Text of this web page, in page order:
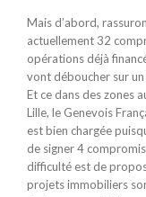
Mais d’abord,
actuellement 32
opérations déjà
vont déboucher sur un
Et ce dans des zones
Lille, le Genevois
est bien chargée
de signer 4
difficulté est de
projets immobiliers